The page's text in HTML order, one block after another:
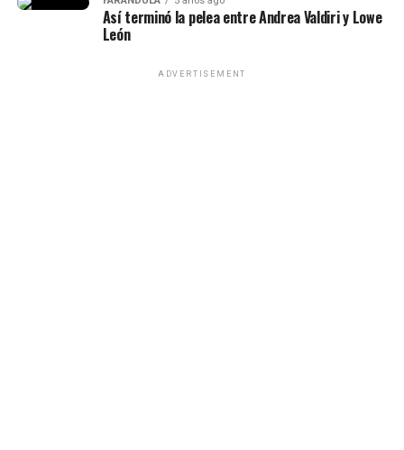
quede”, indicó.
#Lablanquita #naimdarrechi
Así terminó la pelea entre Andrea Valdiri y Lowe
León
ADVERTISEMENT